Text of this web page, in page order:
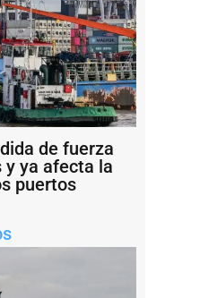
de fuerza
y ya afecta la
puertos